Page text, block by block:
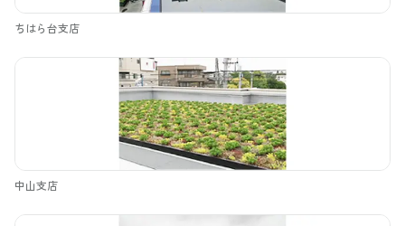
ちはら台支店
中山支店